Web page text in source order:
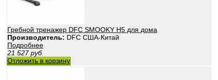
Гребной тренажер DFC SMOOKY H5 для дома
Производитель: DFC США-Китай
Подробнее
21 527 руб.
Отложить в корзину